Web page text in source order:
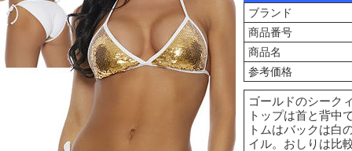
ブランド
商品番号
商品名
参考価格
ゴールドのシーク
トップは首と背中
トムはバックは白
イル。おしりは比